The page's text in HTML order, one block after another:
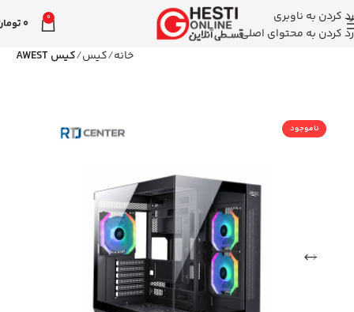
رد کردن به ناوبری
رد کردن به محتوای اصلی
0
0
خانه کیس کیس AWEST
ناموجود